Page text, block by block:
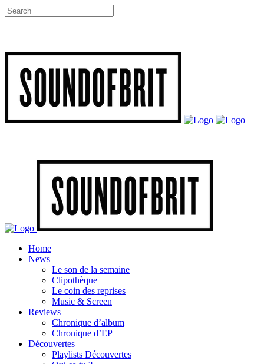
Home
News
Le son de la semaine
Clipothèque
Le coin des reprises
Music & Screen
Reviews
Chronique d’album
Chronique d’EP
Découvertes
Playlists Découvertes